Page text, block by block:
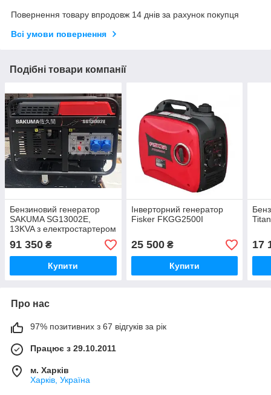
Повернення товару впродовж 14 днів за рахунок покупця
Всі умови повернення
Подібні товари компанії
Бензиновий генератор
SAKUMA SG13002E,
13KVA з електростартером
91 350 ₴
Купити
Інверторний генератор
Fisker FKGG2500I
25 500₴
Купити
17
Про нас
97% позитивних з 67 відгуків за рік
Працює з 29.10.2011
м. Харків
Харків, Україна